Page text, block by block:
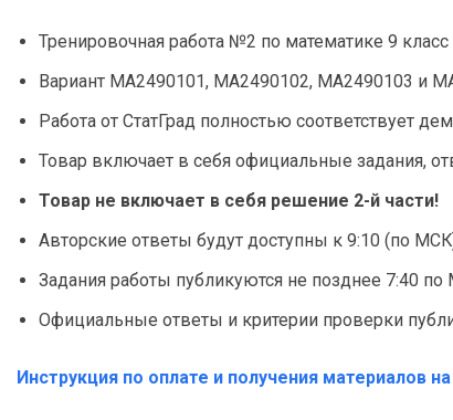
Тренировочная работа №2 по математике 9
Вариант МА2490101, МА2490102, МА2490103 и
Работа от СтатГрад полностью соответствует
Товар включает в себя официальные задания,
Товар не включает в себя решение 2-й части!
Авторские ответы будут доступны к 9:10 (по
Задания работы публикуются не позднее 7:40
Официальные ответы и критерии проверки
Инструкция по оплате и получения материалов